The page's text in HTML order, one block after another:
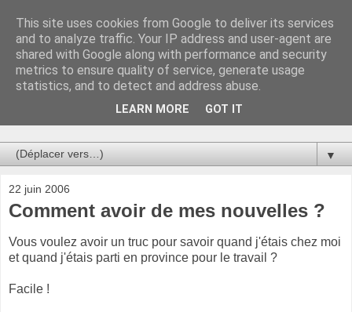
Au bistro !
La connerie étant le seul chemin susceptible de nous faire
entrevoir une parcelle de vérité, utilisons la par des moyens
de communication efficaces. Le temps qu'on remplisse nos
▼
22 juin 2006
Comment avoir de mes nouvelles ?
Vous voulez avoir un truc pour savoir quand j'étais chez moi
et quand j'étais parti en province pour le travail ?
Facile !
This site uses cookies from Google to deliver its services
and to analyze traffic. Your IP address and user-agent are
shared with Google along with performance and security
metrics to ensure quality of service, generate usage
statistics, and to detect and address abuse.
LEARN MORE GOT IT